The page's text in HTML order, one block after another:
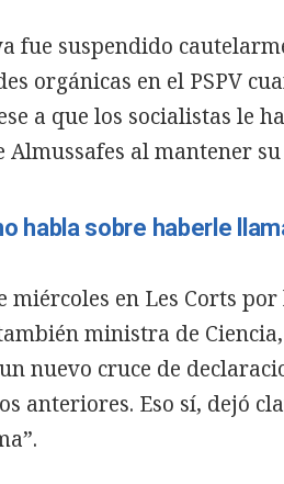
fue suspendido
orgánicas en el PSPV
a que los socialistas le
Almussafes al mantener
habla sobre haberle
miércoles en Les Corts
ministra de
nuevo cruce de
anteriores. Eso sí, dejó